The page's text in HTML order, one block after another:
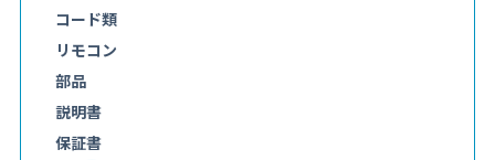
コード類
リモコン
部品
説明書
保証書